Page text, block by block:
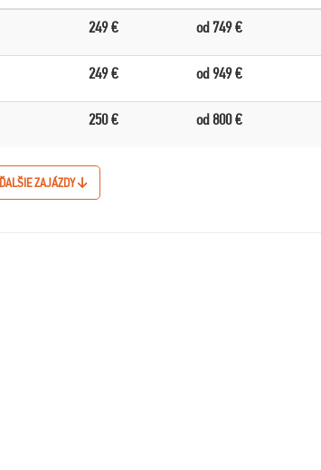
249 € od 749 €
249 € od 949 €
250 € od 800 €
ZAJÁZDY